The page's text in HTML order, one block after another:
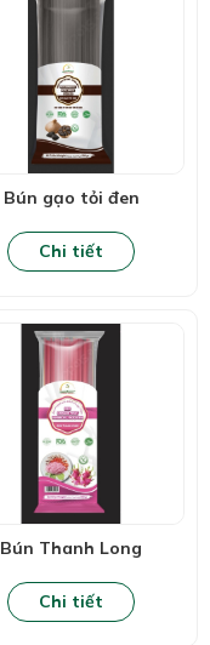
Bún gạo tỏi đen
Chi tiết
Bún Thanh Long
Chi tiết